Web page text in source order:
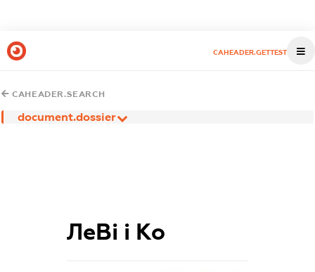
CAHEADER.GETTEST
CAHEADER.SEARCH
document.dossier
ЛеВі і Ко